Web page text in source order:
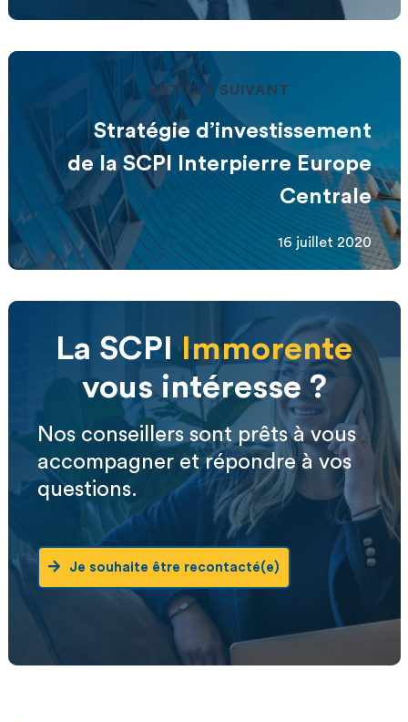
ARTICLE SUIVANT
Stratégie d’investissement
de la SCPI Interpierre Europe
Centrale
16 juillet 2020
La SCPI Immorente
vous intéresse ?
Nos conseillers sont prêts à vous
accompagner et répondre à vos
questions.
Je souhaite être recontacté(e)